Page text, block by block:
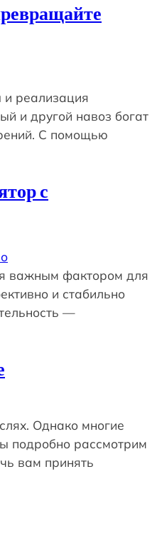
и реализация
и другой навоз богат
С помощью
с
важным фактором для
и стабильно
—
Однако многие
подробно рассмотрим
вам принять